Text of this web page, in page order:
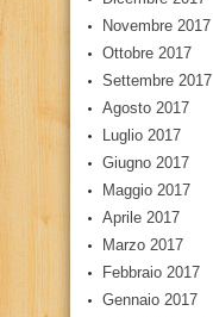
Novembre 2017
Ottobre 2017
Settembre 2017
Agosto 2017
Luglio 2017
Giugno 2017
Maggio 2017
Aprile 2017
Marzo 2017
Febbraio 2017
Gennaio 2017